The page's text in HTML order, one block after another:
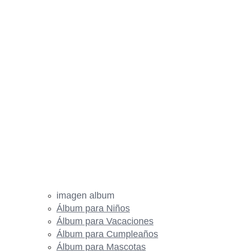
imagen album
Álbum para Niños
Álbum para Vacaciones
Álbum para Cumpleaños
Álbum para Mascotas